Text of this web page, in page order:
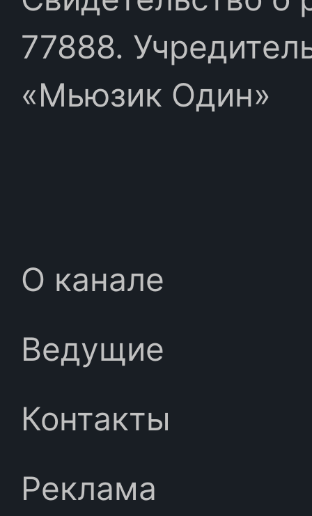
77888.
«Мьюзик Один»
О канале
Ведущие
Контакты
Реклама